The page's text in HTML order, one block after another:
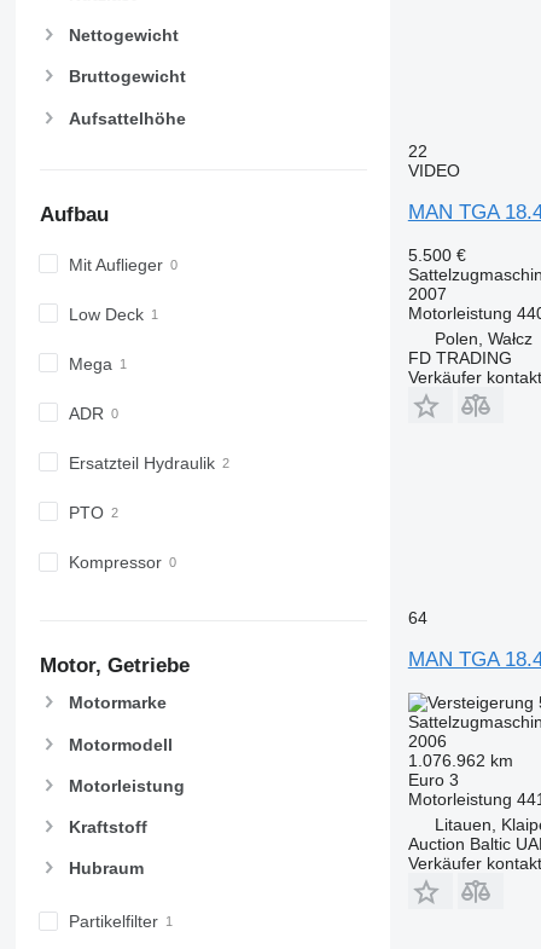
Nettogewicht
Bruttogewicht
Aufsattelhöhe
Aufbau
Mit Auflieger
Low Deck
Mega
ADR
Ersatzteil Hydraulik
PTO
Kompressor
Motor, Getriebe
Motormarke
Motormodell
Motorleistung
Kraftstoff
Hubraum
Partikelfilter
22
VIDEO
MAN TGA
5.500 €
2007
Motorleistung
Polen, Wałcz
FD TRADING
Verkäufer
64
MAN TGA
2006
1.076.962 km
Euro 3
Motorleistung
Litauen,
Auction Baltic
Verkäufer